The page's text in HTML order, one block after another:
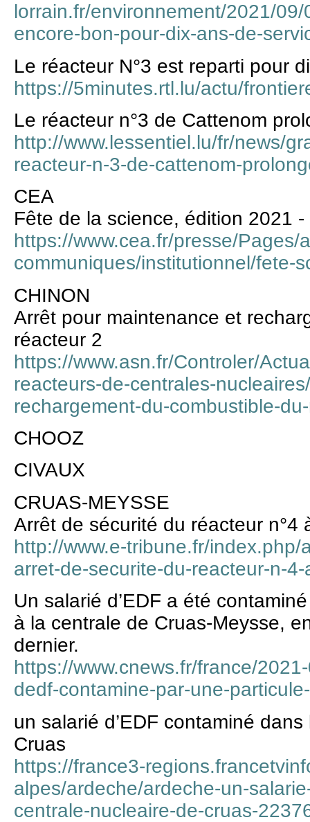
lorrain.fr/environnement/2021/
encore-bon-pour-dix-ans-de-
Le réacteur N°3 est reparti pour
https://5minutes.rtl.lu/actu/
Le réacteur n°3 de Cattenom
http://www.lessentiel.lu/fr/news/
reacteur-n-3-de-cattenom-
CEA
Fête de la science, édition 2021
https://www.cea.fr/presse/Pages/
communiques/institutionnel/fete-
CHINON
Arrêt pour maintenance et
réacteur 2
https://www.asn.fr/Controler/
reacteurs-de-centrales-
rechargement-du-combustible-
CHOOZ
CIVAUX
CRUAS-MEYSSE
Arrêt de sécurité du réacteur n°4
http://www.e-tribune.fr/
arret-de-securite-du-reacteur-n-
Un salarié d’EDF a été
à la centrale de Cruas-Meysse,
dernier.
https://www.cnews.fr/france/
dedf-contamine-par-une-
un salarié d’EDF contaminé
Cruas
https://france3-
alpes/ardeche/ardeche-un-
centrale-nucleaire-de-cruas-